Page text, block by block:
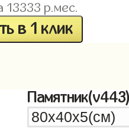
13333 р.мес.
в 1 клик